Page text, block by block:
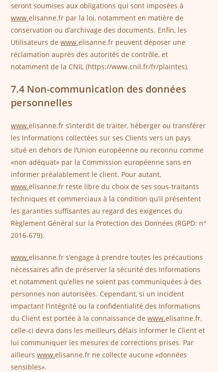
seront soumises aux obligations qui sont imposées à
www.elisanne.fr par la loi, notamment en matière de
conservation ou d’archivage des documents. Enfin, les
Utilisateurs dewww.elisanne.fr peuvent déposer une
réclamation auprès des autorités de contrôle, et
notamment de la CNIL (https://www.cnil.fr/fr/plaintes).
7.4 Non-communication des données
personnelles
www.elisanne.fr s’interdit de traiter, héberger ou transférer
les Informations collectées sur ses Clients vers un pays
situé en dehors de l’Union européenne ou reconnu comme
«non adéquat» par la Commission européenne sans en
informer préalablement le client. Pour autant,
www.elisanne.fr reste libre du choix de ses sous-traitants
techniques et commerciaux à la condition qu’il présentent
les garanties suffisantes au regard des exigences du
Règlement Général sur la Protection des Données (RGPD: n°
2016-679).
www.elisanne.fr s’engage à prendre toutes les précautions
nécessaires afin de préserver la sécurité des Informations
et notamment qu’elles ne soient pas communiquées à des
personnes non autorisées. Cependant, si un incident
impactant l’intégrité ou la confidentialité des Informations
du Client est portée à la connaissance dewww.elisanne.fr,
celle-ci devra dans les meilleurs délais informer le Client et
lui communiquer les mesures de corrections prises. Par
ailleurswww.elisanne.fr ne collecte aucune «données
sensibles».